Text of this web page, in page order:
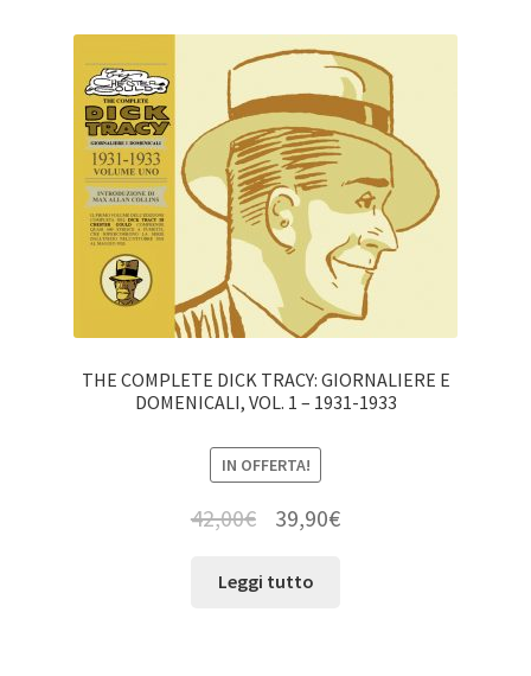
THE COMPLETE DICK TRACY: GIORNALIERE E
DOMENICALI, VOL. 1 – 1931-1933
IN OFFERTA!
42,00€ 39,90€
Leggi tutto